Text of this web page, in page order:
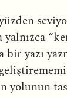
yazı
yolunun